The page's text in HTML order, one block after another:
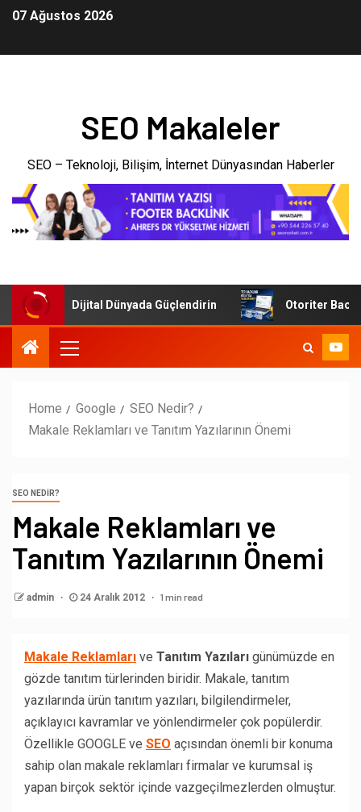
07 Ağustos 2026
SEO Makaleler
SEO – Teknoloji, Bilişim, İnternet Dünyasından Haberler
Dijital Dünyada Güçlendirin Otoriter Backlink
Home Google
SEO Nedir?
Makale Reklamları ve Tanıtım Yazılarının Önemi
SEO NEDIR?
Makale Reklamları ve
Tanıtım Yazılarının Önemi
admin 24 Aralık 2012 1 min read
Makale Reklamları ve Tanıtım Yazıları günümüzde en
gözde tanıtım türlerinden biridir. Makale, tanıtım
yazılarında ürün tanıtım yazıları, bilgilendirmeler,
açıklayıcı kavramlar ve yönlendirmeler çok popülerdir.
Özellikle GOOGLE ve SEO açısından önemli bir konuma
sahip olan makale reklamları firmalar ve kurumsal iş
yapan birçok sektör içinde vazgeçilmezlerden olmuştur.